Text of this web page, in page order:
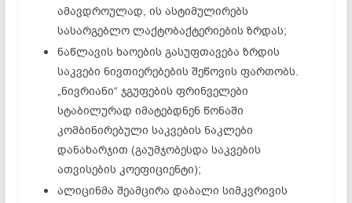
ამავდროულად, ის ასტიმულირებს
სასარგებლო ლაქტობაქტერიების ზრდას;
ნაწლავის ხაოების გასუფთავება ზრდის
საკვები ნივთიერებების შეწოვის ფართობს.
„ნივრიანი“ ჯგუფების ფრინველები
სტაბილურად იმატებდნენ წონაში
კომბინირებული საკვების ნაკლები
დანახარჯით (გაუმჯობესდა საკვების
ათვისების კოეფიციენტი);
ალიცინმა შეამცირა დაბალი სიმკვრივის